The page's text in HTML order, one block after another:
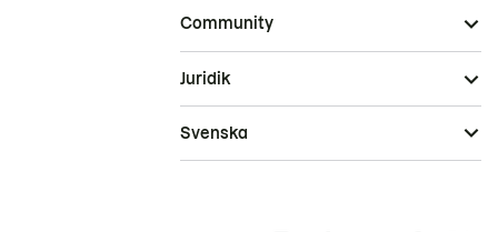
Community
Juridik
Svenska